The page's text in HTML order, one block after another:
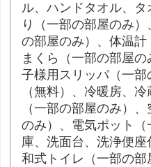
ル、ハンドタオル、
り（一部の部屋のみ
の部屋のみ）、体温
まくら（一部の部屋
子様用スリッパ（一
（無料）、冷暖房、
（一部の部屋のみ）
のみ）、電気ポット
庫、洗面台、洗浄便座
和式トイレ（一部の